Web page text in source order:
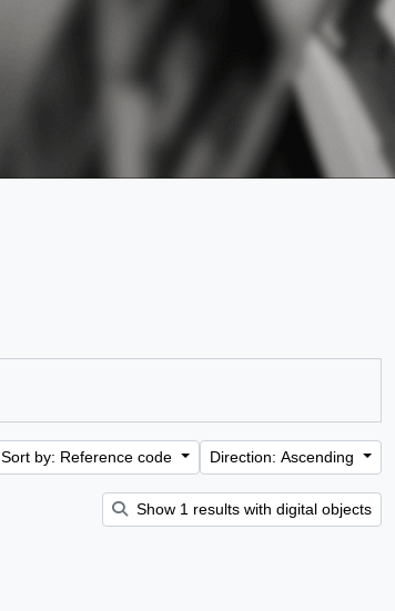
Sort by: Reference code Direction: Ascending
Show 1 results with digital objects